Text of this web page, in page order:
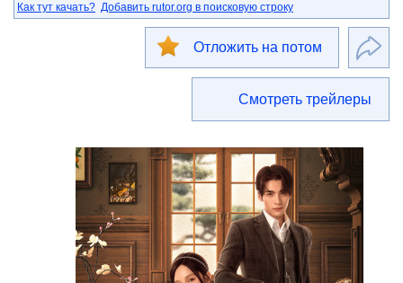
Как тут качать? Добавить rutor.org в поисковую строку
Отложить на потом
Смотреть трейлеры